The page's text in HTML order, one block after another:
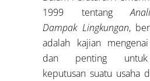
1999 tentang
Dampak Lingkungan,
adalah kajian
dan penting untuk
keputusan suatu usaha